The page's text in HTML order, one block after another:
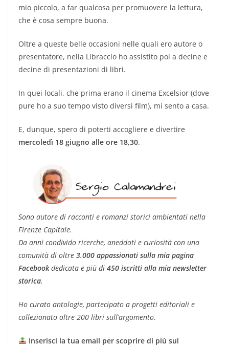
mio piccolo, a far qualcosa per promuovere la lettura,
che è cosa sempre buona.
Oltre a queste belle occasioni nelle quali ero autore o
presentatore, nella Libraccio ho assistito poi a decine e
decine di presentazioni di libri.
In quei locali, che prima erano il cinema Excelsior (dove
pure ho a suo tempo visto diversi film), mi sento a casa.
E, dunque, spero di poterti accogliere e divertire
mercoledì 18 giugno alle ore 18,30.
Sono autore di racconti e romanzi storici ambientati nella
Firenze Capitale.
Da anni condivido ricerche, aneddoti e curiosità con una
comunità di oltre 3.000 appassionati sulla mia pagina
Facebookdedicata e più di 450 iscritti alla mia newsletter
storica.
Ho curato antologie, partecipato a progetti editoriali e
collezionato oltre 200 libri sull’argomento.
Inserisci la tua email per scoprire di più sul